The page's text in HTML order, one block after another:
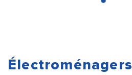
Électroménagers